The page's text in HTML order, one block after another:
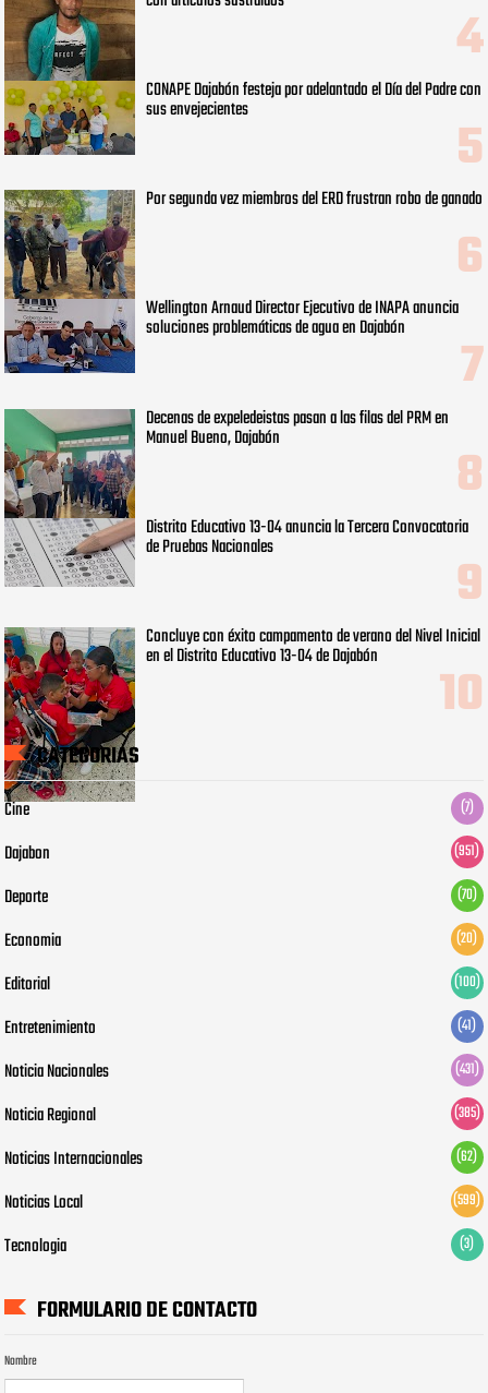
CONAPE Dajabón festeja por adelantado el Día del Padre con
sus envejecientes
Por segunda vez miembros del ERD frustran robo de ganado
Wellington Arnaud Director Ejecutivo de INAPA anuncia
soluciones problemáticas de agua en Dajabón
Decenas de expeledeistas pasan a las filas del PRM en
Manuel Bueno, Dajabón
Distrito Educativo 13-04 anuncia la Tercera Convocatoria
de Pruebas Nacionales
Concluye con éxito campamento de verano del Nivel Inicial
en el Distrito Educativo 13-04 de Dajabón
CATEGORIAS
Cine (7)
Dajabon (951)
Deporte (70)
Economia (20)
Editorial (100)
Entretenimiento (41)
Noticia Nacionales (431)
Noticia Regional (385)
Noticias Internacionales (62)
Noticias Local (599)
Tecnologia (3)
FORMULARIO DE CONTACTO
Nombre